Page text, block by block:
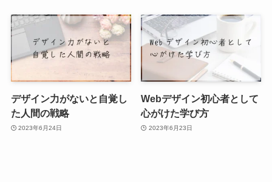
デザイン力がないと自覚し
た人間の戦略
2023年6月24日
Webデザイン初心者として
心がけた学び方
2023年6月23日